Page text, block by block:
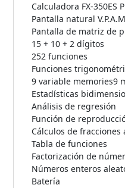
Calculadora FX-350ES
Pantalla natural V.P.A.M
Pantalla de matriz de
15 + 10 + 2 dígitos
252 funciones
Funciones
9 variable memories9
Estadísticas
Análisis de regresión
Función de
Cálculos de fracciones
Tabla de funciones
Factorización de
Números enteros
Batería